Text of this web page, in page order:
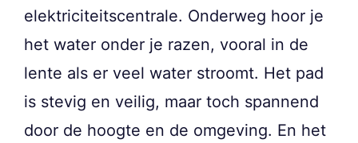
elektriciteitscentrale. Onderweg hoor je
het water onder je razen, vooral in de
lente als er veel water stroomt. Het pad
is stevig en veilig, maar toch spannend
door de hoogte en de omgeving. En het